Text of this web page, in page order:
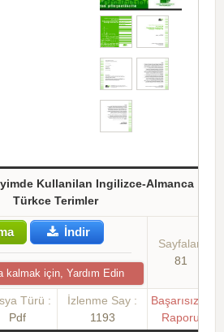
Kullanilan Ingilizce-Almanca
Türkce Terimler
İndir
kalmak için, Yardım Edin
Sayfalar:
81
Türü :
Pdf
İzlenme Say :
1193
Başarısızlık
Raporu